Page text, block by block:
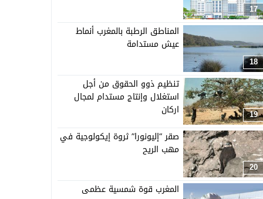
17
18
المناطق الرطبة بالمغرب أنماط
عيش مستدامة
19
تنظيم ذوو الحقوق من أجل
استغلال وإنتاج مستدام لمجال
اركان
20
صقر “إليونورا” ثروة إيكولوجية في
مهب الريح
المغرب قوة شمسية عظمى